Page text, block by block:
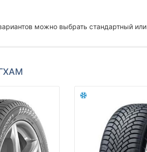
можно выбрать стандартный или